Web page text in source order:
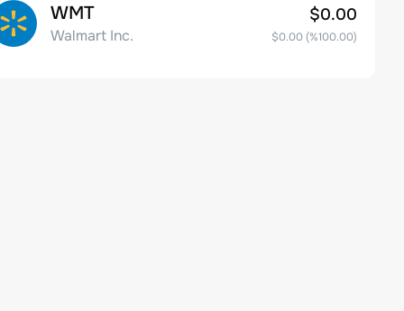
WMT
Walmart Inc.
$0.00
$0.00(%100.00)